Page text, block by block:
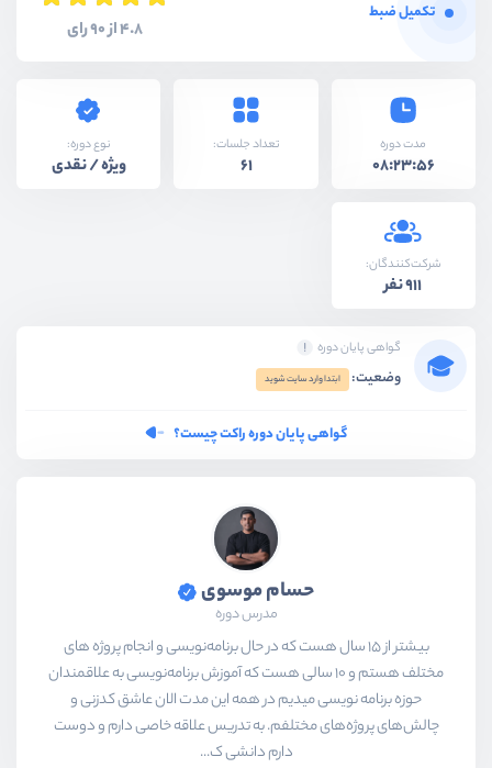
تکمیل ضبط
4.8 از 90 رای
مدت دوره
08:23:56
تعداد جلسات:
61
نوع دوره:
ویژه / نقدی
شرکت‌کنندگان:
911 نفر
گواهی پایان دوره
وضعیت: ابتدا وارد سایت شوید
گواهی پایان دوره راکت چیست؟
حسام موسوی
مدرس دوره
بیشتر از ۱۵ سال هست که در حال برنامه‌نویسی و انجام پروژه های
مختلف هستم و ۱۰ سالی هست که آموزش برنامه‌نویسی به علاقمندان
حوزه برنامه نویسی میدیم در همه این مدت الان عاشق کدزنی و
چالش‌های پروژه‌های مختلفم. به تدریس علاقه خاصی دارم و دوست
دارم دانشی ک...